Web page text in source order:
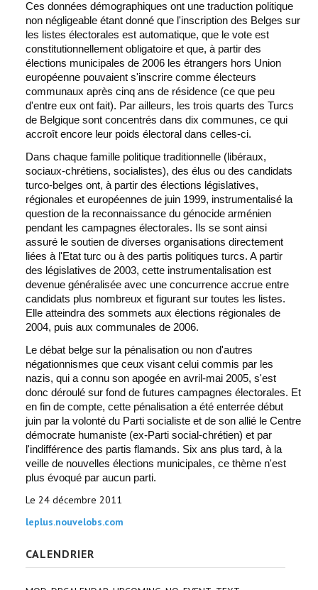
Ces données démographiques ont une traduction politique
non négligeable étant donné que l'inscription des Belges sur
les listes électorales est automatique, que le vote est
constitutionnellement obligatoire et que, à partir des
élections municipales de 2006 les étrangers hors Union
européenne pouvaient s'inscrire comme électeurs
communaux après cinq ans de résidence (ce que peu
d'entre eux ont fait). Par ailleurs, les trois quarts des Turcs
de Belgique sont concentrés dans dix communes, ce qui
accroît encore leur poids électoral dans celles-ci.
Dans chaque famille politique traditionnelle (libéraux,
sociaux-chrétiens, socialistes), des élus ou des candidats
turco-belges ont, à partir des élections législatives,
régionales et européennes de juin 1999, instrumentalisé la
question de la reconnaissance du génocide arménien
pendant les campagnes électorales. Ils se sont ainsi
assuré le soutien de diverses organisations directement
liées à l'Etat turc ou à des partis politiques turcs. A partir
des législatives de 2003, cette instrumentalisation est
devenue généralisée avec une concurrence accrue entre
candidats plus nombreux et figurant sur toutes les listes.
Elle atteindra des sommets aux élections régionales de
2004, puis aux communales de 2006.
Le débat belge sur la pénalisation ou non d'autres
négationnismes que ceux visant celui commis par les
nazis, qui a connu son apogée en avril-mai 2005, s'est
donc déroulé sur fond de futures campagnes électorales. Et
en fin de compte, cette pénalisation a été enterrée début
juin par la volonté du Parti socialiste et de son allié le Centre
démocrate humaniste (ex-Parti social-chrétien) et par
l'indifférence des partis flamands. Six ans plus tard, à la
veille de nouvelles élections municipales, ce thème n'est
plus évoqué par aucun parti.
Le 24 décembre 2011
leplus.nouvelobs.com
CALENDRIER